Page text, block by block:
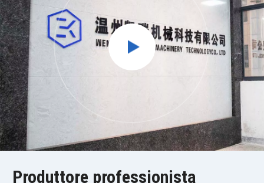
Produttore professionista